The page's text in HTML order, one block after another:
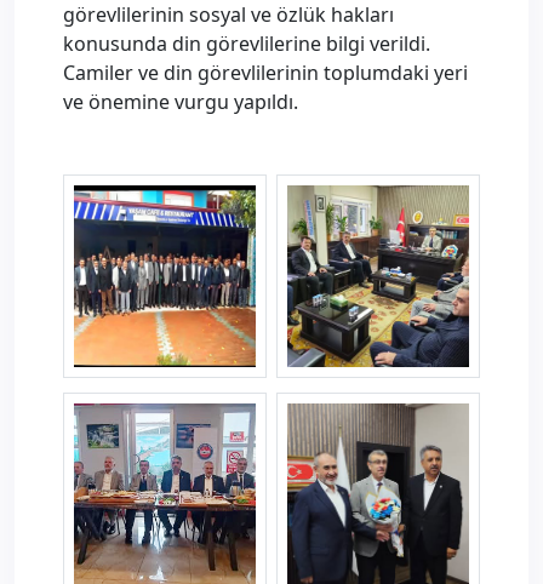
görevlilerinin sosyal ve özlük hakları
konusunda din görevlilerine bilgi verildi.
Camiler ve din görevlilerinin toplumdaki yeri
ve önemine vurgu yapıldı.
usak--1-.png usak--3-.png